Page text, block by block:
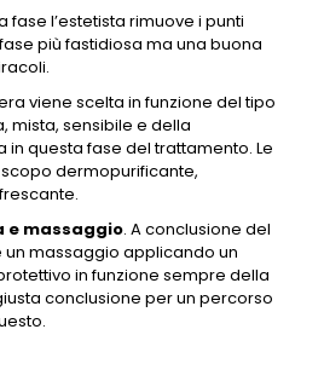
fase l’estetista rimuove i punti
più fastidiosa ma una buona
viene scelta in funzione del tipo
mista, sensibile e della
in questa fase del trattamento. Le
dermopurificante,
e massaggio. A conclusione del
massaggio applicando un
in funzione sempre della
conclusione per un percorso